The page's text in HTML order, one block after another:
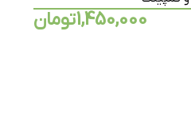
1,450,000تومان